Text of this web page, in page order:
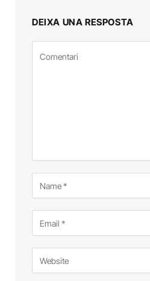
DEIXA UNA RESPOSTA